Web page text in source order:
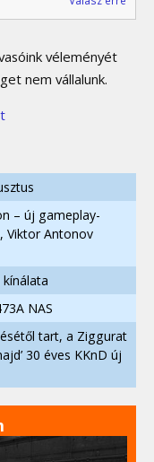
véleményét
nem vállalunk.
– új gameplay-
Viktor Antonov
NAS
tart, a Ziggurat
30 éves KKnD új